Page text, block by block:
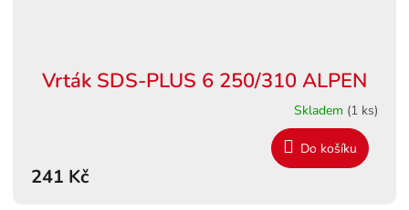
Vrták SDS-PLUS 6 250/310 ALPEN
Skladem (1 ks)
241 Kč
Do košíku